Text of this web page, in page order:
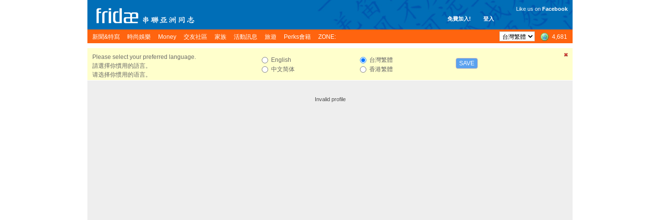
免費加入! 登入
Like us on Facebook
新聞&特寫 時尚娛樂 Money 交友社區 家族 活動訊息 旅遊 Perks會籍 ZONE: 4,681
Please select your preferred language.
請選擇你慣用的語言。
请选择你惯用的语言。
English
中文简体
台灣繁體
香港繁體
SAVE
Invalid profile